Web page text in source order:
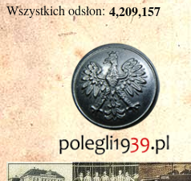
Wszystkich odsłon: 4,209,157